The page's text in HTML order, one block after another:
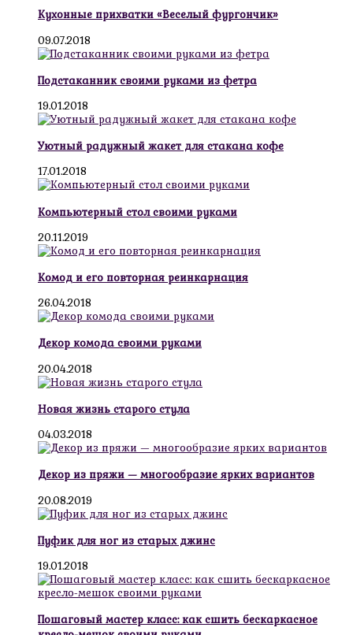
Кухонные прихватки «Веселый фургончик»
09.07.2018
Подстаканник своими руками из фетра
19.01.2018
Уютный радужный жакет для стакана кофе
17.01.2018
Компьютерный стол своими руками
20.11.2019
Комод и его повторная реинкарнация
26.04.2018
Декор комода своими руками
20.04.2018
Новая жизнь старого стула
04.03.2018
Декор из пряжи — многообразие ярких вариантов
20.08.2019
Пуфик для ног из старых джинс
19.01.2018
Пошаговый мастер класс: как сшить бескаркасное